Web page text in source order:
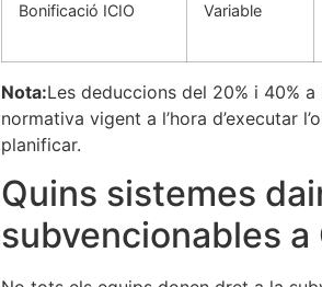
Bonificació ICIO Variable
Nota:Les deduccions del 20% i 40% a
normativa vigent a l’hora d’executar
planificar.
Quins sistemes
subvencionables a